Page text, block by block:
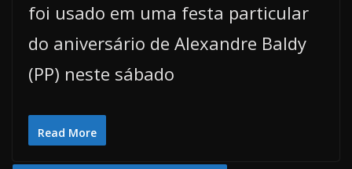
foi usado em uma festa particular
do aniversário de Alexandre Baldy
(PP) neste sábado
Read More